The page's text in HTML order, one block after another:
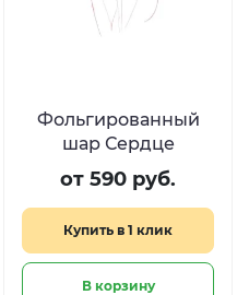
Фольгированный
шар Сердце
от 590 руб.
Купить в 1 клик
В корзину